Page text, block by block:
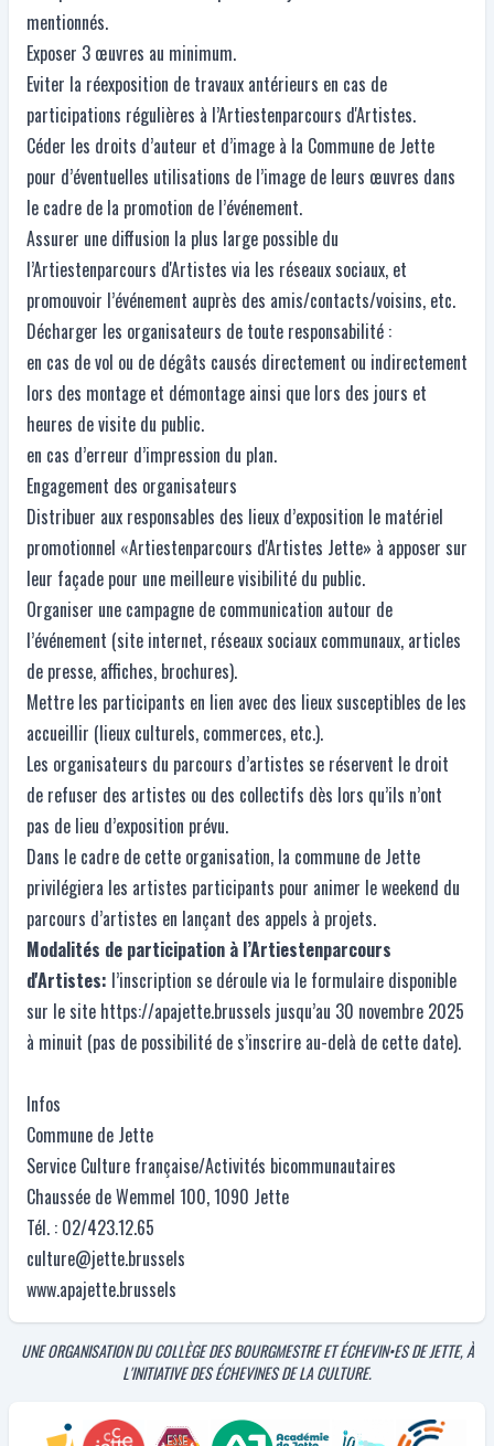
mentionnés.
Exposer 3 œuvres au minimum.
Eviter la réexposition de travaux antérieurs en cas de
participations régulières à l’Artiestenparcours d'Artistes.
Céder les droits d’auteur et d’image à la Commune de Jette
pour d’éventuelles utilisations de l’image de leurs œuvres dans
le cadre de la promotion de l’événement.
Assurer une diffusion la plus large possible du
l’Artiestenparcours d'Artistes via les réseaux sociaux, et
promouvoir l’événement auprès des amis/contacts/voisins, etc.
Décharger les organisateurs de toute responsabilité :
en cas de vol ou de dégâts causés directement ou indirectement
lors des montage et démontage ainsi que lors des jours et
heures de visite du public.
en cas d’erreur d’impression du plan.
Engagement des organisateurs
Distribuer aux responsables des lieux d’exposition le matériel
promotionnel «Artiestenparcours d'Artistes Jette» à apposer sur
leur façade pour une meilleure visibilité du public.
Organiser une campagne de communication autour de
l’événement (site internet, réseaux sociaux communaux, articles
de presse, affiches, brochures).
Mettre les participants en lien avec des lieux susceptibles de les
accueillir (lieux culturels, commerces, etc.).
Les organisateurs du parcours d’artistes se réservent le droit
de refuser des artistes ou des collectifs dès lors qu’ils n’ont
pas de lieu d’exposition prévu.
Dans le cadre de cette organisation, la commune de Jette
privilégiera les artistes participants pour animer le weekend du
parcours d’artistes en lançant des appels à projets.
Modalités de participation à l’Artiestenparcours
d'Artistes: l’inscription se déroule via le formulaire disponible
sur le site https://apajette.brussels jusqu’au 30 novembre 2025
à minuit (pas de possibilité de s’inscrire au-delà de cette date).
Infos
Commune de Jette
Service Culture française/Activités bicommunautaires
Chaussée de Wemmel 100, 1090 Jette
Tél. : 02/423.12.65
culture@jette.brussels
www.apajette.brussels
UNE ORGANISATION DU COLLÈGE DES BOURGMESTRE ET ÉCHEVIN•ES DE JETTE, À
L'INITIATIVE DES ÉCHEVINES DE LA CULTURE.